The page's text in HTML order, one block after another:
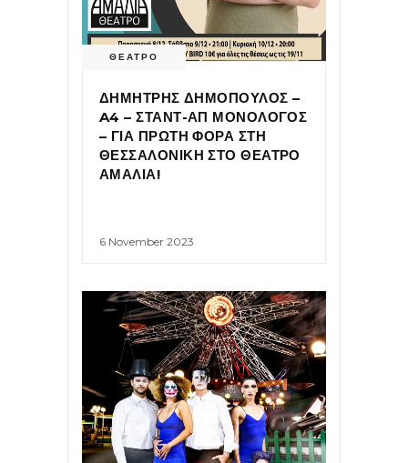
ΘΕΑΤΡΟ
ΔΗΜΗΤΡΗΣ ΔΗΜΟΠΟΥΛΟΣ –
A4 – ΣΤΑΝΤ-ΑΠ ΜΟΝΟΛΟΓΟΣ
– ΓΙΑ ΠΡΩΤΗ ΦΟΡΑ ΣΤΗ
ΘΕΣΣΑΛΟΝΙΚΗ ΣΤΟ ΘΕΑΤΡΟ
ΑΜΑΛΙΑ!
6 November 2023